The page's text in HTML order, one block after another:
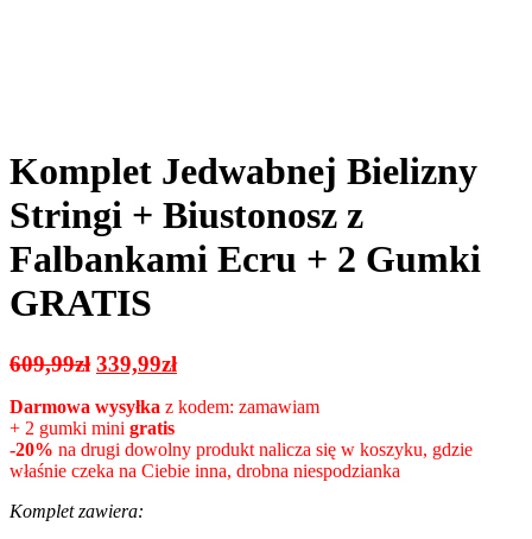
Komplet Jedwabnej Bielizny
Stringi + Biustonosz z
Falbankami Ecru + 2 Gumki
GRATIS
609,99zł Pierwotna
wynosiła:
609,99zł.
339,99złAktualna
wynosi:
339,99zł.
Darmowa wysyłka z kodem: zamawiam
+ 2 gumki mini gratis
-20% na drugi dowolny produkt nalicza się w koszyku, gdzie
właśnie czeka na Ciebie inna, drobna niespodzianka
Komplet zawiera: